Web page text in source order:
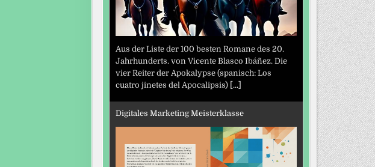
Aus der Liste der 100 besten Romane des 20.
Jahrhunderts. von Vicente Blasco Ibáñez. Die
vier Reiter der Apokalypse (spanisch: Los
cuatro jinetes del Apocalipsis) [...]
Digitales Marketing Meisterklasse